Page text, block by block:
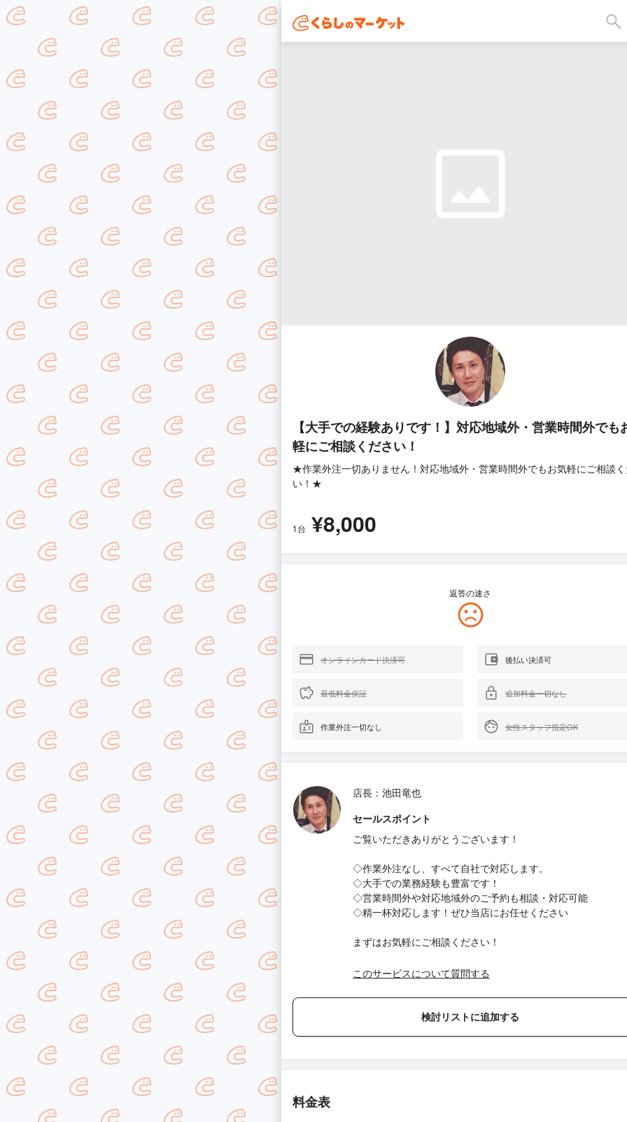
【大手での経験ありです！】対応地域外・営業時間外でも
軽にご相談ください！
★作業外注一切ありません！対応地域外・営業時間外でもお気軽にご相談
い！★
1台 ¥8,000
返答の速さ
オンラインカード決済可 後払い決済可
最低料金保証 追加料金一切なし
作業外注一切なし 女性スタッフ指定OK
店長：池田竜也
セールスポイント
ご覧いただきありがとうございます！
◇作業外注なし、すべて自社で対応します。
◇大手での業務経験も豊富です！
◇営業時間外や対応地域外のご予約も相談・対応可能
◇精一杯対応します！ぜひ当店にお任せください
まずはお気軽にご相談ください！
このサービスについて質問する
検討リストに追加する
料金表